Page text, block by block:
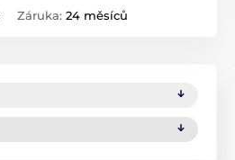
Záruka: 24 měsíců